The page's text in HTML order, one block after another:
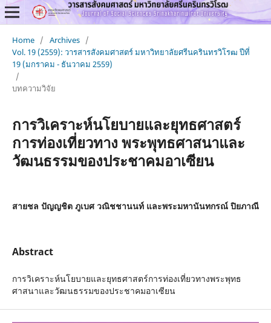
Home / Archives /
Vol. 19 (2559): วารสารสังคมศาสตร์ มหาวิทยาลัยศรีนครินทรวิโรฒ ปีที่
19 (มกราคม - ธันวาคม 2559)
/
บทความวิจัย
การวิเคราะห์นโยบายและยุทธศาสตร์
การท่องเที่ยวทาง พระพุทธศาสนาและ
วัฒนธรรมของประชาคมอาเซียน
สายชล ปัญญชิต ภูเบศ วณิชชานนท์ และพระมหานันทกรณ์ ปิยภาณี
Abstract
การวิเคราะห์นโยบายและยุทธศาสตร์การท่องเที่ยวทางพระพุทธ
ศาสนาและวัฒนธรรมของประชาคมอาเซียน